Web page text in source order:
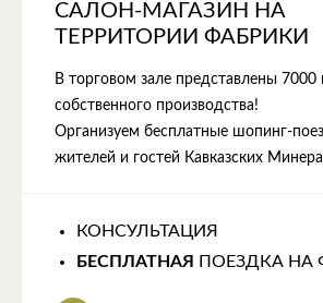
САЛОН-МАГАЗИН НА
ТЕРРИТОРИИ ФАБРИКИ
В торговом зале представлены 7000
собственного производства!
Организуем бесплатные шопинг-
жителей и гостей Кавказских
КОНСУЛЬТАЦИЯ
БЕСПЛАТНАЯ
ПОЕЗДКА НА